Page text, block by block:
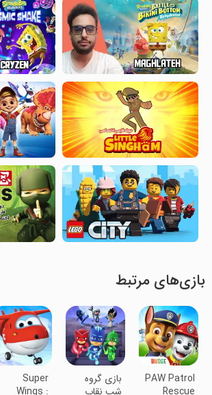
بازی‌های مرتبط
PAW Patrol
Rescue
بازی گروه
شب نقاب
Super
Wings :